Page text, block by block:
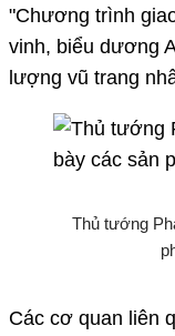
"Chương trình
vinh, biểu dương
lượng vũ trang
Thủ tướng
Các cơ quan liên